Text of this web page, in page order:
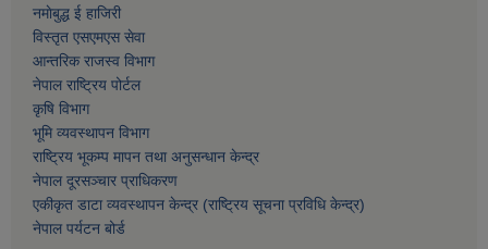
नमाेबुद्ध ई हाजिरी
विस्तृत एसएमएस सेवा
आन्तरिक राजस्व विभाग
नेपाल राष्ट्रिय पोर्टल
कृषि विभाग
भूमि व्यवस्थापन विभाग
राष्ट्रिय भूकम्प मापन तथा अनुसन्धान केन्द्र
नेपाल दूरसञ्चार प्राधिकरण
एकीकृत डाटा व्यवस्थापन केन्द्र (राष्ट्रिय सूचना प्रविधि केन्द्र)
नेपाल पर्यटन बोर्ड